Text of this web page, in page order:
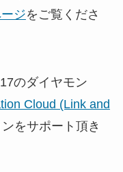
ジをご覧くださ
のダイヤモン
Cloud (Link and
をサポート頂き